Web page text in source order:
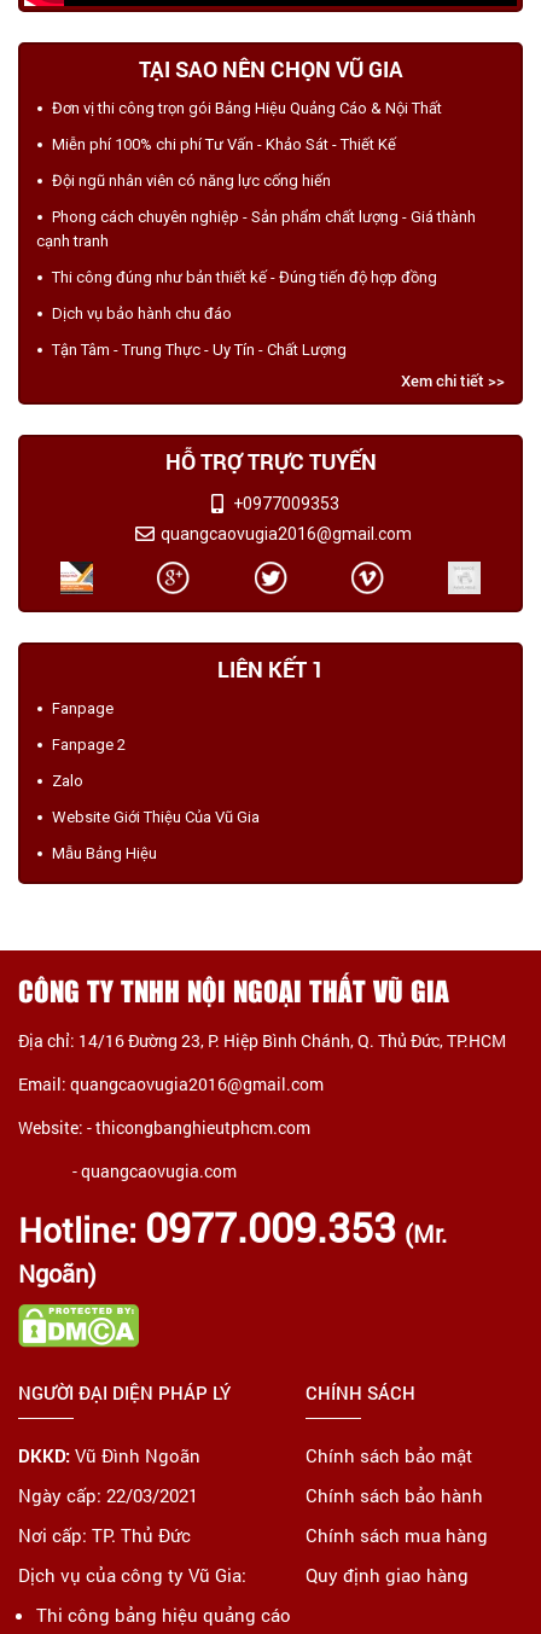
TẠI SAO NÊN CHỌN VŨ GIA
Đơn vị thi công trọn gói Bảng Hiệu Quảng Cáo & Nội Thất
Miễn phí 100% chi phí Tư Vấn - Khảo Sát - Thiết Kế
Đội ngũ nhân viên có năng lực cống hiến
Phong cách chuyên nghiệp - Sản phẩm chất lượng - Giá thành
cạnh tranh
Thi công đúng như bản thiết kế - Đúng tiến độ hợp đồng
Dịch vụ bảo hành chu đáo
Tận Tâm - Trung Thực - Uy Tín - Chất Lượng
Xem chi tiết >>
HỖ TRỢ TRỰC TUYẾN
+0977009353
quangcaovugia2016@gmail.com
LIÊN KẾT 1
Fanpage
Fanpage 2
Zalo
Website Giới Thiệu Của Vũ Gia
Mẫu Bảng Hiệu
CÔNG TY TNHH NỘI NGOẠI THẤT VŨ GIA
Địa chỉ: 14/16 Đường 23, P. Hiệp Bình Chánh, Q. Thủ Đức, TP.HCM
Email: quangcaovugia2016@gmail.com
Website: -thicongbanghieutphcm.com
- quangcaovugia.com
Hotline: 0977.009.353 (Mr.
Ngoãn)
NGƯỜI ĐẠI DIỆN PHÁP LÝ
DKKD: Vũ Đình Ngoãn
Ngày cấp: 22/03/2021
Nơi cấp: TP. Thủ Đức
Dịch vụ của công ty Vũ Gia:
Thi công bảng hiệu quảng cáo
CHÍNH SÁCH
Chính sách bảo mật
Chính sách bảo hành
Chính sách mua hàng
Quy định giao hàng